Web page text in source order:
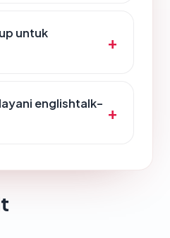
untuk
englishtalk-